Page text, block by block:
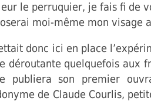
le perruquier, je fais fi de
moi-même mon visage
donc ici en place
déroutante quelquefois aux
publiera son premier
de Claude Courlis,